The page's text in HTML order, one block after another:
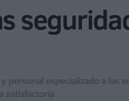
personal especializado a las
satisfactoria